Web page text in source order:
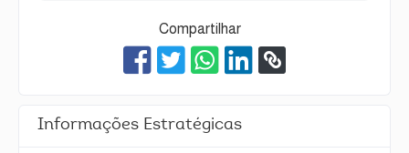
Compartilhar
Informações Estratégicas